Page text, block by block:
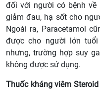
đối với người có bệnh về
giảm đau, hạ sốt cho
Ngoài ra, Paracetamol
được cho người lớn
nhưng, trường hợp suy
không được sử dụng.
Thuốc kháng viêm Steroid